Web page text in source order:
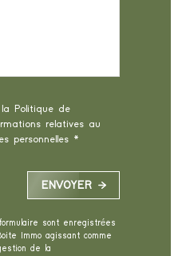
Politique de
relatives au
personnelles *
ENVOYER
sont enregistrées
Immo agissant comme
de la